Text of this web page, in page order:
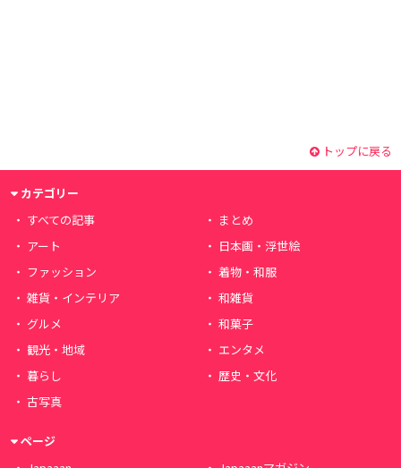
トップに戻る
カテゴリー
すべての記事
まとめ
アート
日本画・浮世絵
ファッション
着物・和服
雑貨・インテリア
和雑貨
グルメ
和菓子
観光・地域
エンタメ
暮らし
歴史・文化
古写真
ページ